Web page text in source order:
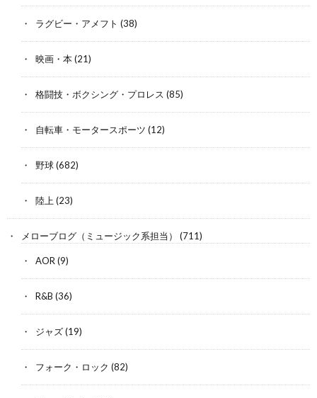
ラグビー・アメフト (38)
映画・本(21)
格闘技・ボクシング・プロレス (85)
自転車・モータースポーツ (12)
野球(682)
陸上 (23)
メローブログ（ミュージック系担当） (711)
AOR (9)
R&B (36)
ジャズ(19)
フォーク・ロック (82)